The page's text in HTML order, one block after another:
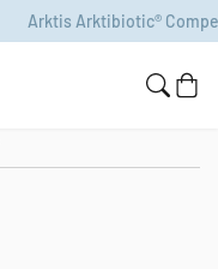
Arktis Arktibiotic® Compens